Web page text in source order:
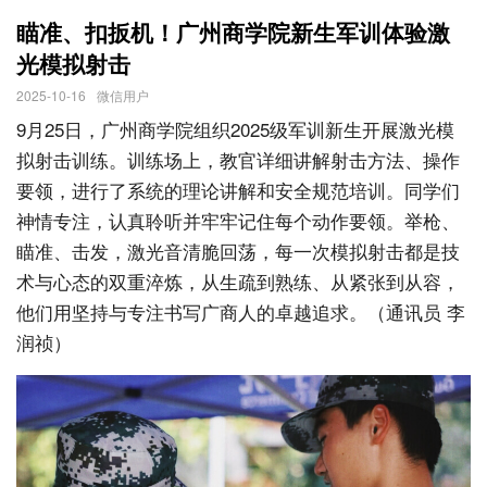
瞄准、扣扳机！广州商学院新生军训体验激
光模拟射击
2025-10-16 微信用户
9月25日，广州商学院组织2025级军训新生开展激光模
拟射击训练。训练场上，教官详细讲解射击方法、操作
要领，进行了系统的理论讲解和安全规范培训。同学们
神情专注，认真聆听并牢牢记住每个动作要领。举枪、
瞄准、击发，激光音清脆回荡，每一次模拟射击都是技
术与心态的双重淬炼，从生疏到熟练、从紧张到从容，
他们用坚持与专注书写广商人的卓越追求。（通讯员 李
润祯）